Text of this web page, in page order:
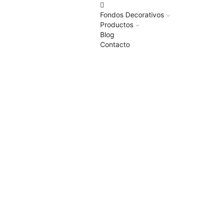
Fondos Decorativos
Productos
Blog
Contacto